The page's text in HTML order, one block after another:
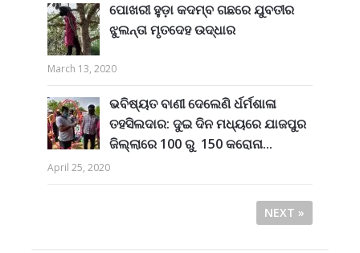
ପୋଖରୀ ହୁଡ଼ା କଦମ୍ବ ଗଛରେ ଯୁବତୀର
ଝୁଲନ୍ତା ମୃତଦେହ ଉଦ୍ଧାର
March 13, 2020
ଭବିଷ୍ୟତ ବାଣୀ ଦେଲେଣି ର୍ଧର୍ମଶାଳା
ତହସିଲଦାର: ଦୁଇ ଦିନ ମଧ୍ୟରେ ଯାଜପୁର
ଜିଲ୍ଲାରେ 100 ରୁ 150 କରୋନା...
April 25, 2020
NEXT »